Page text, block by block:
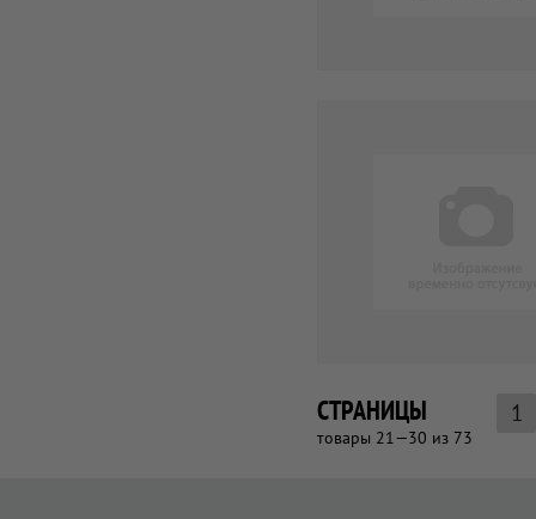
СТРАНИЦЫ
товары 21—30 из 73
1